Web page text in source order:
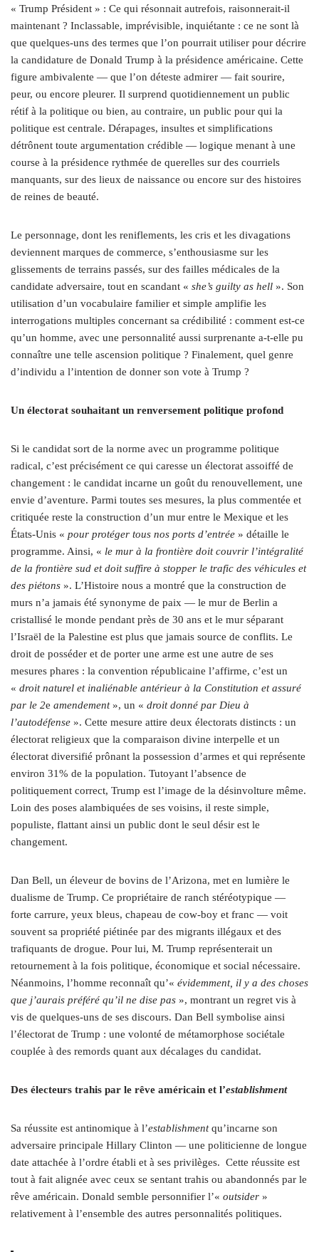
« Trump Président » : Ce qui résonnait autrefois, raisonnerait-il
maintenant ? Inclassable, imprévisible, inquiétante : ce ne sont là
que quelques-uns des termes que l’on pourrait utiliser pour décrire
la candidature de Donald Trump à la présidence américaine. Cette
figure ambivalente — que l’on déteste admirer — fait sourire,
peur, ou encore pleurer. Il surprend quotidiennement un public
rétif à la politique ou bien, au contraire, un public pour qui la
politique est centrale. Dérapages, insultes et simplifications
détrônent toute argumentation crédible — logique menant à une
course à la présidence rythmée de querelles sur des courriels
manquants, sur des lieux de naissance ou encore sur des histoires
de reines de beauté.
Le personnage, dont les reniflements, les cris et les divagations
deviennent marques de commerce, s’enthousiasme sur les
glissements de terrains passés, sur des failles médicales de la
candidate adversaire, tout en scandant « she’s guilty as hell ». Son
utilisation d’un vocabulaire familier et simple amplifie les
interrogations multiples concernant sa crédibilité : comment est-ce
qu’un homme, avec une personnalité aussi surprenante a‑t-elle pu
connaître une telle ascension politique ? Finalement, quel genre
d’individu a l’intention de donner son vote à Trump ?
Un électorat souhaitant un renversement politique profond
Si le candidat sort de la norme avec un programme politique
radical, c’est précisément ce qui caresse un électorat assoiffé de
changement : le candidat incarne un goût du renouvellement, une
envie d’aventure. Parmi toutes ses mesures, la plus commentée et
critiquée reste la construction d’un mur entre le Mexique et les
États-Unis « pour protéger tous nos ports d’entrée » détaille le
programme. Ainsi, « le mur à la frontière doit couvrir l’intégralité
de la frontière sud et doit suffire à stopper le trafic des véhicules et
des piétons ». L’Histoire nous a montré que la construction de
murs n’a jamais été synonyme de paix — le mur de Berlin a
cristallisé le monde pendant près de 30 ans et le mur séparant
l’Israël de la Palestine est plus que jamais source de conflits. Le
droit de posséder et de porter une arme est une autre de ses
mesures phares : la convention républicaine l’affirme, c’est un
« droit naturel et inaliénable antérieur à la Constitution et assuré
par le 2e amendement», un « droit donné par Dieu à
l’autodéfense ». Cette mesure attire deux électorats distincts : un
électorat religieux que la comparaison divine interpelle et un
électorat diversifié prônant la possession d’armes et qui représente
environ 31% de la population. Tutoyant l’absence de
politiquement correct, Trump est l’image de la désinvolture même.
Loin des poses alambiquées de ses voisins, il reste simple,
populiste, flattant ainsi un public dont le seul désir est le
changement.
Dan Bell, un éleveur de bovins de l’Arizona, met en lumière le
dualisme de Trump. Ce propriétaire de ranch stéréotypique —
forte carrure, yeux bleus, chapeau de cow-boy et franc — voit
souvent sa propriété piétinée par des migrants illégaux et des
trafiquants de drogue. Pour lui, M. Trump représenterait un
retournement à la fois politique, économique et social nécessaire.
Néanmoins, l’homme reconnaît qu’« évidemment, il y a des choses
que j’aurais préféré qu’il ne dise pas », montrant un regret vis à
vis de quelques-uns de ses discours. Dan Bell symbolise ainsi
l’électorat de Trump : une volonté de métamorphose sociétale
couplée à des remords quant aux décalages du candidat.
Des électeurs trahis par le rêve américain et l’establishment
Sa réussite est antinomique à l’establishmentqu’incarne son
adversaire principale Hillary Clinton — une politicienne de longue
date attachée à l’ordre établi et à ses privilèges. Cette réussite est
tout à fait alignée avec ceux se sentant trahis ou abandonnés par le
rêve américain. Donald semble personnifier l’« outsider »
relativement à l’ensemble des autres personnalités politiques.